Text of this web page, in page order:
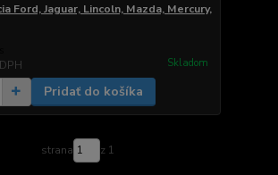
Ford, Jaguar, Lincoln, Mazda, Mercury,
Skladom
Pridať do košíka
strana z 1